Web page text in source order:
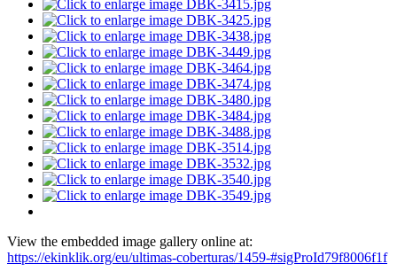
View the embedded image gallery online at:
https://ekinklik.org/eu/ultimas-coberturas/1459-#sigProId79f8006f1f